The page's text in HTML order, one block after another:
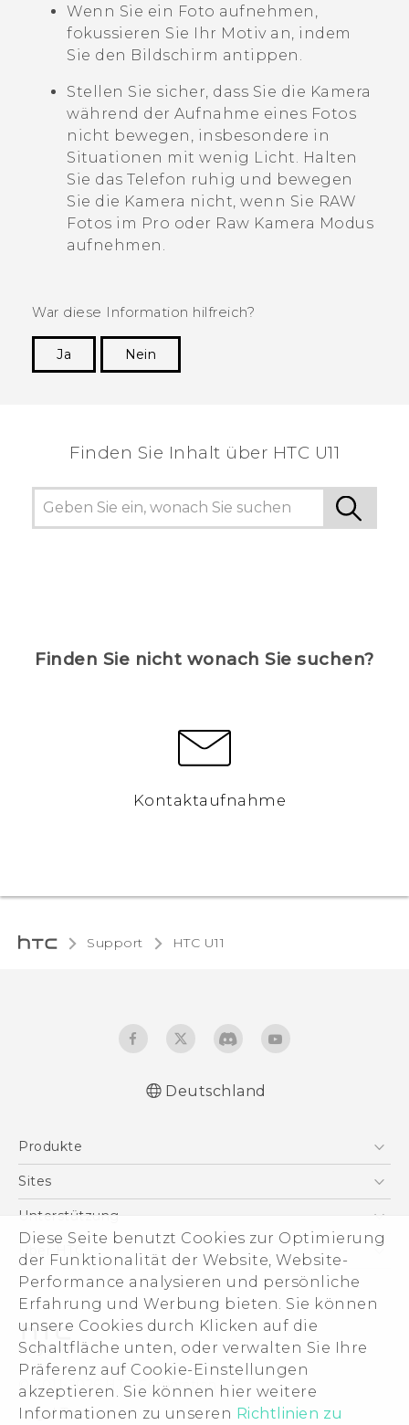
Diese Seite benutzt Cookies zur Optimierung
der Funktionalität der Website, Website-
Performance analysieren und persönliche
Erfahrung und Werbung bieten. Sie können
unsere Cookies durch Klicken auf die
Schaltfläche unten, oder verwalten Sie Ihre
Präferenz auf Cookie-Einstellungen
akzeptieren. Sie können hier weitere
Informationen zu unseren Richtlinien zu
Wenn Sie ein Foto aufnehmen,
fokussieren Sie Ihr Motiv an, indem
Sie den Bildschirm antippen.
Stellen Sie sicher, dass Sie die Kamera
während der Aufnahme eines Fotos
nicht bewegen, insbesondere in
Situationen mit wenig Licht. Halten
Sie das Telefon ruhig und bewegen
Sie die Kamera nicht, wenn Sie RAW
Fotos im Pro oder Raw Kamera Modus
aufnehmen.
War diese Information hilfreich?
Ja
Nein
Finden Sie Inhalt über‎ HTC U11
Finden Sie nicht wonach Sie suchen?
Kontaktaufnahme
Support HTC U11‎
Deutsch - Informationen zur Sicherheit und
Deutsch - Informationen zur Sicherheit und
behördliche Bestimmungen (Dual Nano-
SIM)
English - User manual
English - Safety and regulatory guide
(Nano-SIM)
English - Safety and regulatory guide (Dual
Nano-SIM)
Deutschland
Produkte
Smartphones
VIVE
Zubehör
Sites
HTC Dev
HTC Vive
Unterstützung
Unterstützung
eCommerce Support
Über HTC
ESG
Impressum
Investor
Cookie Preferences
Offene Stellen
© 2011-2026 HTC Corporation
Legal Terms